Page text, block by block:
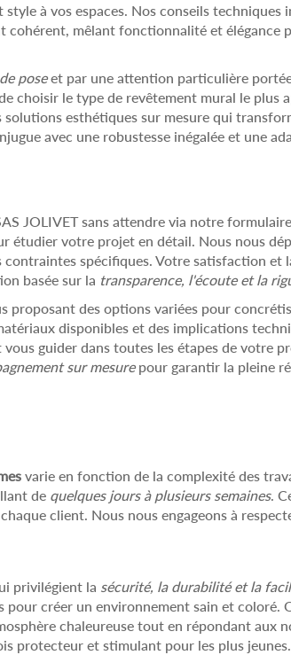
à vos espaces. Nos conseils
mêlant fonctionnalité et élégance
poseet par une attention particulière
choisir le type de revêtement mural le plus
esthétiques sur mesure qui
avec une robustesse inégalée et une
JOLIVET sans attendre via notre
étudier votre projet en détail. Nous nous
spécifiques. Votre satisfaction et
basée sur la transparence, l'écoute et la
des options variées pour
disponibles et des implications
guider dans toutes les étapes de votre
sur mesurepour garantir la pleine
varie en fonction de la complexité des
de quelques jours à plusieurs semaines.
client. Nous nous engageons à
privilégient la sécurité, la durabilité et la
créer un environnement sain et coloré.
chaleureuse tout en répondant aux
protecteur et stimulant pour les plus jeunes.